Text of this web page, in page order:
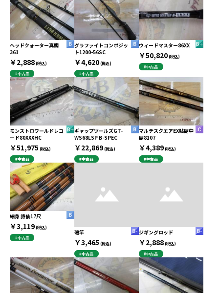
ヘッドクォーター真鯛
361
￥2,888(税込)
#中古品
グラファイトコンポジッ
ト1200-56SC
￥4,620(税込)
#中古品
ウィードマスター86XX
￥50,820(税込)
#中古品
モンストロワールドレコ
ード80XXXHC
￥51,975 (税込)
#中古品
ギャップツールズGT-
WS68LSP B-SPEC
￥22,869(税込)
#中古品
マルチスクエアEX鮎硬中
硬8107
￥4,389(税込)
#中古品
細身 詩仙17尺
￥3,119(税込)
#中古品
磯竿
￥3,465 (税込)
#中古品
ジギングロッド
￥2,888(税込)
#中古品